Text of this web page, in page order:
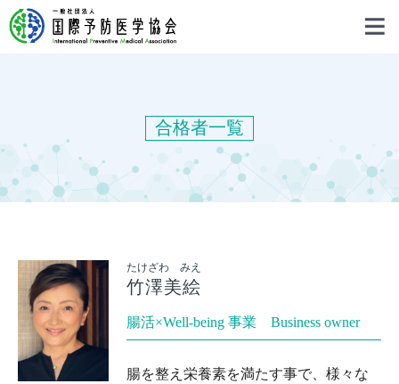
合格者一覧
たけざわ みえ
竹澤美絵
腸活×Well-being 事業 Business owner
腸を整え栄養素を満たす事で、様々な